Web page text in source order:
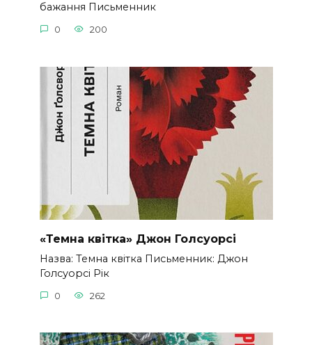
бажання Письменник
0 200
«Темна квітка» Джон Голсуорсі
Назва: Темна квітка Письменник: Джон
Голсуорсі Рік
0 262